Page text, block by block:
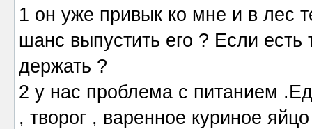
1 он уже привык ко мне и в лес
шанс выпустить его ? Если
держать ?
2 у нас проблема с питанием
, творог , варенное куриное